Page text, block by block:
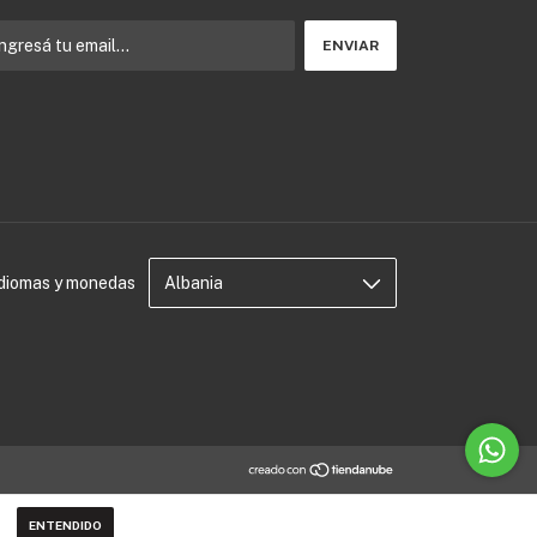
ENTENDIDO
y monedas